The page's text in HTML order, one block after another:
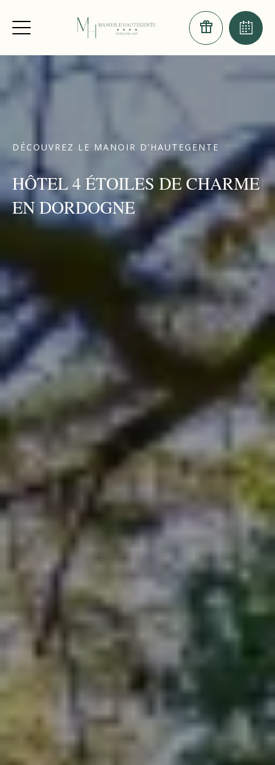
DÉCOUVREZ LE MANOIR D’HAUTEGENTE
HÔTEL 4 ÉTOILES DE CHARME
EN DORDOGNE